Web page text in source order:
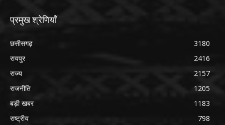
प्रमुख श्रेणियाँ
छत्तीसगढ़
3180
रायपुर
2416
राज्य
2157
राजनीति
1205
बड़ी खबर
1183
राष्ट्रीय
798